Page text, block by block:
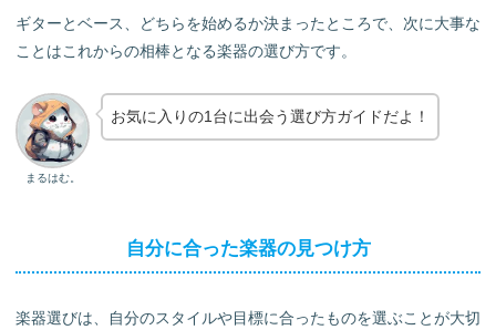
ギターとベース、どちらを始めるか決まったところで、次に大事な
ことはこれからの相棒となる楽器の選び方です。
まるはむ。
お気に入りの1台に出会う選び方ガイドだよ！
自分に合った楽器の見つけ方
楽器選びは、自分のスタイルや目標に合ったものを選ぶことが大切